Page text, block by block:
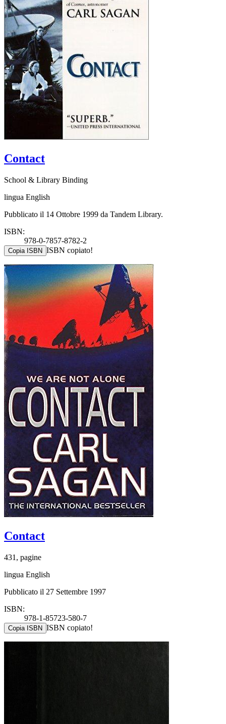
Contact
School & Library Binding
lingua English
Pubblicato il 14 Ottobre 1999 da Tandem Library.
ISBN:
978-0-7857-8782-2
Copia ISBN ISBN copiato!
Contact
431, pagine
lingua English
Pubblicato il 27 Settembre 1997
ISBN:
978-1-85723-580-7
Copia ISBN ISBN copiato!